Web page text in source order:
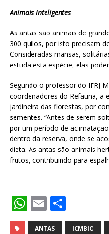
Animais inteligentes
As antas são animais de
300 quilos, por isto precisam
Consideradas mansas,
estuda esta espécie, elas
Segundo o professor do IFRJ
coordenadores do Refauna, a
jardineira das florestas, por
sementes. “Antes de serem
por um período de
dentro da reserva, onde se
dieta. As antas são animais
frutos, contribuindo para
W
h
E
m h
ANTAS ICMBIO